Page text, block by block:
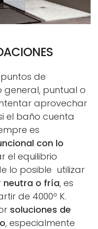
de
general, puntual o
aprovechar
el baño cuenta
es
con lo
el equilibrio
lo posible utilizar
neutra o fría, es
de 4000º K.
soluciones de
, especialmente